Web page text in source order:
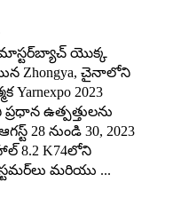
మాస్టర్‌బ్యాచ్ యొక్క
Zhongya, చైనాలోని
2023
ఉత్పత్తులను
28 నుండి 30, 2023
8.2 K74లోని
మరియు ...